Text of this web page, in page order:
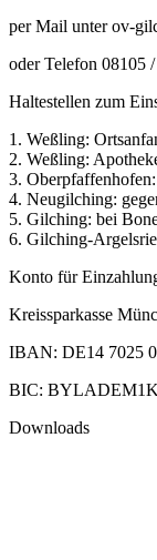
per Mail unter ov-
oder Telefon 08105
Haltestellen zum
1. Weßling:
2. Weßling:
3.
4. Neugilching:
5. Gilching: bei
6. Gilching-
Konto für
Kreissparkasse
IBAN: DE14 7025
BIC:
Downloads